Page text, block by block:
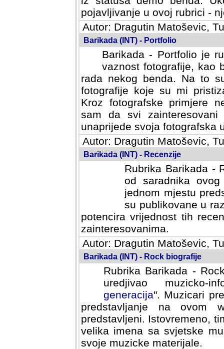
pojavljivanje u ovoj rubrici -
Autor: Dragutin Matoševic,
Barikada (INT) - Portfolio
Barikada - Portfolio je
vaznost fotografije, kao
rada nekog benda. Na to
fotografije koje su mi
fotografske primjere
svi zainteresovani
svoja fotografska umijeca.
Autor: Dragutin Matoševic,
Barikada (INT) - Recenzije
Rubrika Barikada -
od saradnika
jednom mjestu
su publikovane u
potencira vrijednost tih
zainteresovanima.
Autor: Dragutin Matoševic,
Barikada (INT) - Rock biografije
Rubrika Barikada -
uredjivao muzicko-
Muzicari predstavljeni u
na ovom web portalu
Istovremeno, tim nacinom
sa svjetske muzicke scene
materijale.